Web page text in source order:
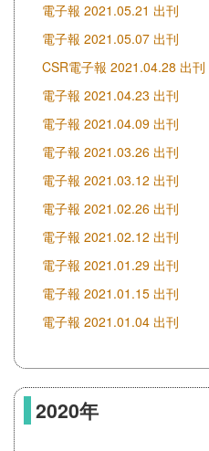
電子報 2021.05.21 出刊
電子報 2021.05.07 出刊
CSR電子報 2021.04.28 出刊
電子報 2021.04.23 出刊
電子報 2021.04.09 出刊
電子報 2021.03.26 出刊
電子報 2021.03.12 出刊
電子報 2021.02.26 出刊
電子報 2021.02.12 出刊
電子報 2021.01.29 出刊
電子報 2021.01.15 出刊
電子報 2021.01.04 出刊
2020年